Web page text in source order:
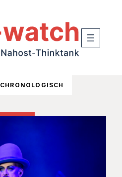
CHRONOLOGISCH